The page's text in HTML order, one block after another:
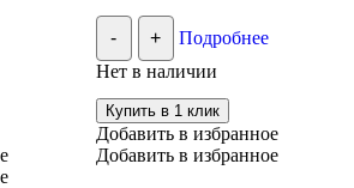
- +
Подробнее
Нет в наличии
Купить в 1 клик
Добавить в избранное
Добавить в избранное